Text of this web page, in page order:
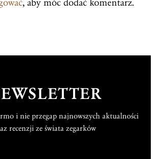
, aby móc dodać komentarz.
i nie przegap najnowszych aktualności
recenzji ze świata zegarków